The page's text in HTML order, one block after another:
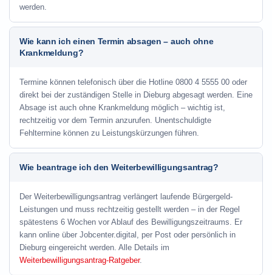
werden.
Wie kann ich einen Termin absagen – auch ohne
Krankmeldung?
Termine können telefonisch über die Hotline 0800 4 5555 00 oder
direkt bei der zuständigen Stelle in Dieburg abgesagt werden. Eine
Absage ist auch ohne Krankmeldung möglich – wichtig ist,
rechtzeitig vor dem Termin anzurufen. Unentschuldigte
Fehltermine können zu Leistungskürzungen führen.
Wie beantrage ich den Weiterbewilligungsantrag?
Der Weiterbewilligungsantrag verlängert laufende Bürgergeld-
Leistungen und muss rechtzeitig gestellt werden – in der Regel
spätestens 6 Wochen vor Ablauf des Bewilligungszeitraums. Er
kann online über Jobcenter.digital, per Post oder persönlich in
Dieburg eingereicht werden. Alle Details im
Weiterbewilligungsantrag-Ratgeber.